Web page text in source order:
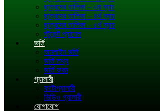
ছাত্রদের তালিকা – ৩য় ব্যাচ
ছাত্রদের তালিকা – ৪র্থ ব্যাচ
ছাত্রদের তালিকা – ৫র্থ ব্যাচ
স্টুডেন্ট প্যানেল
ভর্তি
অনলাইন ভর্তি
ভর্তি তথ্য
ভর্তি ফরম
গ্যালারী
ফটোগ্যালারী
ভিডিও গ্যালারী
যোগাযোগ